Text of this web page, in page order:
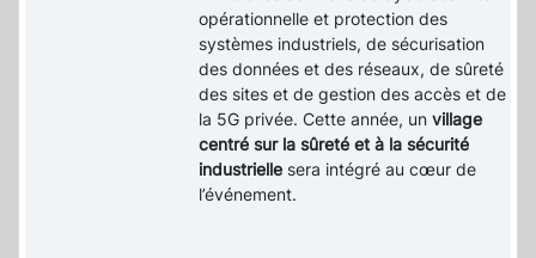
opérationnelle et protection des
systèmes industriels, de sécurisation
des données et des réseaux, de sûreté
des sites et de gestion des accès et de
la 5G privée. Cette année, unvillage
centré sur la sûreté et à la sécurité
industrielle sera intégré au cœur de
l’événement.